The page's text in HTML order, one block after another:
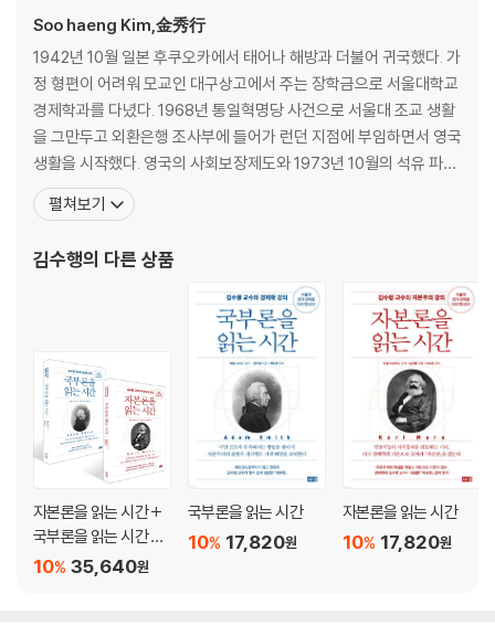
마르크스-엥겔스 전집(MEGA; Marx-Engels Gesamtausgabe) 출
판작업의 성과를 반영하고 있으며, 일본어판은 『자본론』의 원문인 독어판
뿐 아니라 각국 언어로 출판된 여러 판본의 번역자와 편집자들이 원문의
이해와 수정에 기여한 사항들을 총망라하고 있다. 이번 개역판에는 이 성
과들을 취합해서 책 전체에 걸쳐 본문과 역자주에 반영함으로써 지금까지
출판된 어떤 『자본론』보다도 충실하고 올바른 이해가 가능한 번역본으로
만들고자 했다. 『자본론』 전3권을 한꺼번에 출간하면서 각 권의 참고문헌
과 인명해설, 찾아보기 등을 통합, 별도의 책으로 펴냄으로써, 일반 독자들
은 물론 전문 연구자들도 더 쉽게 참조, 연구할 수 있도록 했다.
지난 여름 갑작스럽게 타계한 한국의 대표적 마르크스 경제학자 고 김수행
교수가 마지막까지 심혈을 기울인 마르크스 『자본론』의 전면 개역판(별책
포함 전6권)이 출간되었다. 이번 개역판은 그동안 김수행 교수가 자신의
마지막 『자본론』 개역으로 계획하고 2013년부터 개정에 착수하여 준비해
오던 것으로, 기존 번역본에서 지적되었던 어색한 표현들과 오역, 오탈자
를 꼼꼼히 수정했음은 물론, 번역용어의 선택과 표현에서 한자식, 영어식
표현을 대폭 쉬운 우리말로 바꾸어 젊은 세대들이 쉽게 읽을 수 있도록 하
는 데 가장 큰 노력을 기울였다. 또한 각국의 『자본론』 출판 작업의 최신 성
과들을 반영하고 있다. 이번 개역에서는 『자본론』의 최신 영어판인 마르크
스-엥겔스 저작집(MECW; Marx-Engels Collected Works) 제35~
37권과 일본의 新日本出版社 판 『자본론』을 주로 참조했는데, 영어판은
(c) 세계화폐
제2편 화폐가 자본으로 전환
제4장 자본의 일반공식
제5장 자본의 일반공식의 모순
제6장 노동력의 구매와 판매
제3편 절대적 잉여가치의 생산
제1절 노동과정?사용가치의 생산?
제2절 가치증식과정valorisation process?잉여가치의 생산?
제8장 불변자본과 가변자본
제9장 잉여가치율
제1절 노동력의 착취도
제2절 생산물 가치의 구성부분들을 생산물 자체의 해당 부분들로 표시
제3절 시니어의 ‘최후의 한 시간last hour’
제4절 잉여생산물
제10장 노동일
제1절 노동일의 한계들
제2절 잉여노동에 대한 탐욕. 공장주와 보야르
Soo haeng Kim,金秀行
1942년 10월 일본 후쿠오카에서 태어나 해방과 더불어 귀국했다. 가
정 형편이 어려워 모교인 대구상고에서 주는 장학금으로 서울대학교
경제학과를 다녔다. 1968년 통일혁명당 사건으로 서울대 조교 생활
을 그만두고 외환은행 조사부에 들어가 런던 지점에 부임하면서 영국
생활을 시작했다. 영국의 사회보장제도와 1973년 10월의 석유 파동
이후 사회 변화에 흥미를 느껴 런던대학교 정경대학에서 경제학 공부
를 다시 시작했다. 1977년에 경제학 석사 학위를, 1982년에 ‘마르크
하여 1987년 1월까지 한신대학교 교수로
펼쳐보기
김수행의 다른 상품
자본론을 읽는 시간 +
국부론을 읽는 시간 세
트
35,640원
10%
국부론을 읽는 시간
17,820원
10%
자본론을 읽는 시간
17,820원
10%